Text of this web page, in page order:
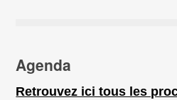
Agenda
Retrouvez ici tous les